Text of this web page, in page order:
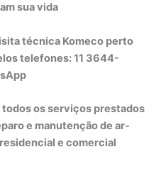
sua vida
técnica Komeco perto
telefones: 11 3644-
todos os serviços prestados
e manutenção de ar-
e comercial